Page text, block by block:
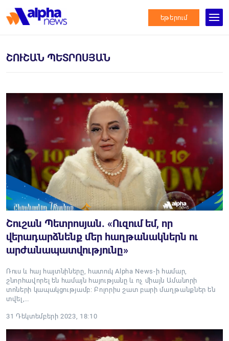
եթերում
ՇՈՒՇԱՆ ՊԵՏՐՈՍՅԱՆ
Շուշան Պետրոսյան. «Ուզում եմ, որ
վերադարձնենք մեր հաղթանակներն ու
արժանապատվությունը»
Ռուս և հայ հայտնիները, հատուկ Alpha News-ի համար,
շնորհավորել են համայն հայությանը և ոչ միայն Ամանորի
տոների կապակցությամբ։ Բոլորիս շատ բարի մաղթանքներ են
տվել,…
31 Դեկտեմբերի 2023, 18:10